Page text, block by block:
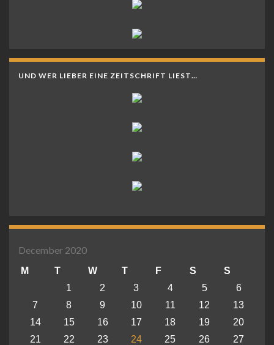
UND WER LIEBER EINE ZEITSCHRIFT LIEST…
December 2020
M T W T F S
S
1
2 3 4 5
6
7
8 9 10 11 12
13
14
15 16 17 18 19
20
21
22 23 24 25 26 27